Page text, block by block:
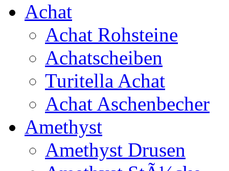
Achat
Achat Rohsteine
Achatscheiben
Turitella Achat
Achat Aschenbecher
Amethyst
Amethyst Drusen